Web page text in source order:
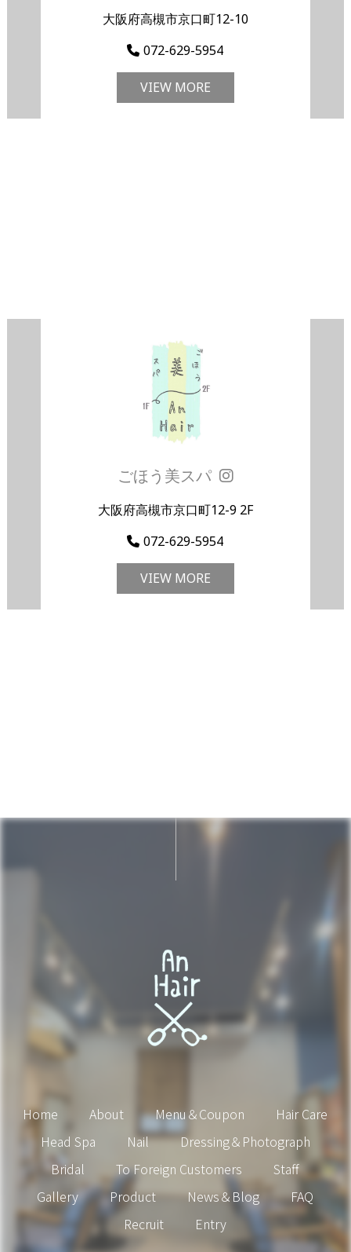
大阪府高槻市京口町12-10
072-629-5954
VIEW MORE
ごほう美スパ
大阪府高槻市京口町12-9 2F
072-629-5954
VIEW MORE
Home About Menu＆Coupon
Hair Care
Head Spa
Nail
Dressing＆Photograph
Bridal
To Foreign Customers
Staff
Gallery
Product News＆Blog
FAQ
Recruit
Entry